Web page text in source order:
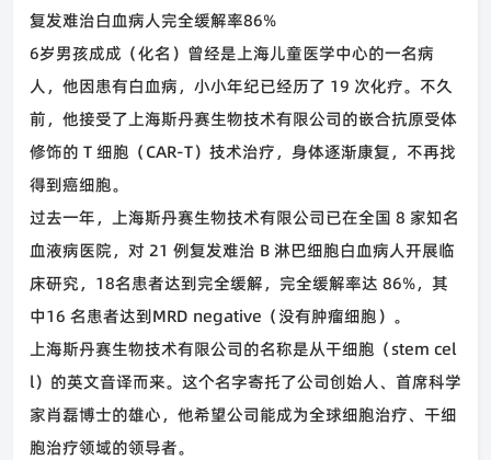
复发难治白血病人完全缓解率86%
6岁男孩成成（化名）曾经是上海儿童医学中心的一名病
人，他因患有白血病，小小年纪已经历了 19 次化疗。不久
前，他接受了上海斯丹赛生物技术有限公司的嵌合抗原受体
修饰的 T细胞（CAR-T）技术治疗，身体逐渐康复，不再找
得到癌细胞。
过去一年，上海斯丹赛生物技术有限公司已在全国 8 家知名
血液病医院，对 21 例复发难治 B淋巴细胞白血病人开展临
床研究， 18名患者达到完全缓解，完全缓解率达 86%，其
中16 名患者达到MRD negative （没有肿瘤细胞）。
上海斯丹赛生物技术有限公司的名称是从干细胞（stem cel
l）的英文音译而来。这个名字寄托了公司创始人、首席科学
家肖磊博士的雄心，他希望公司能成为全球细胞治疗、干细
胞治疗领域的领导者。